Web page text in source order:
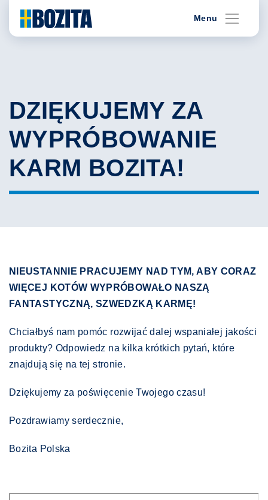
content
Menu
DZIĘKUJEMY ZA
WYPRÓBOWANIE
KARM BOZITA!
NIEUSTANNIE PRACUJEMY NAD TYM, ABY CORAZ
WIĘCEJ KOTÓW WYPRÓBOWAŁO NASZĄ
FANTASTYCZNĄ, SZWEDZKĄ KARMĘ!
Chciałbyś nam pomóc rozwijać dalej wspaniałej jakości
produkty? Odpowiedz na kilka krótkich pytań, które
znajdują się na tej stronie.
Dziękujemy za poświęcenie Twojego czasu!
Pozdrawiamy serdecznie,
Bozita Polska